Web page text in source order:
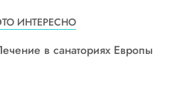
ИНТЕРЕСНО
в санаториях Европы